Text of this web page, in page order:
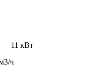
11 кВт
ч